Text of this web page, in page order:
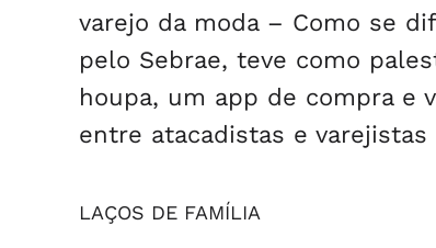
varejo da moda – Como se
pelo Sebrae, teve como
houpa, um app de compra e
entre atacadistas e
LAÇOS DE FAMÍLIA